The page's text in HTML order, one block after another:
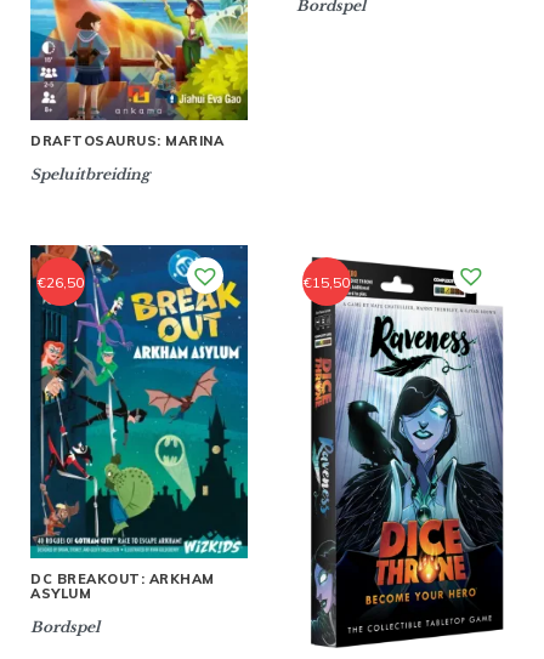
DRAFTOSAURUS: MARINA
Speluitbreiding
Bordspel
DC BREAKOUT: ARKHAM
ASYLUM
Bordspel
€26,50 €15,50